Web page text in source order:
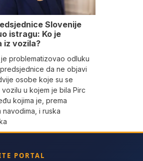
Slovenije
istragu: Ko je
iz vozila?
problematizovao odluku
da ne objavi
osobe koje su se
vozilu u kojem je bila Pirc
kojima je, prema
navodima, i ruska
PORTAL